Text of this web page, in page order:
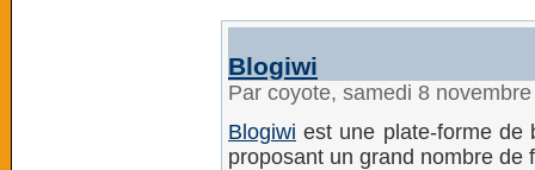
Blogiwi
Par coyote, samedi 8
Blogiwi est une plate-forme de
proposant un grand nombre de